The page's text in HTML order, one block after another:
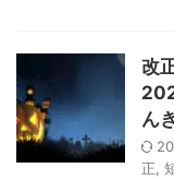
改
ん
正